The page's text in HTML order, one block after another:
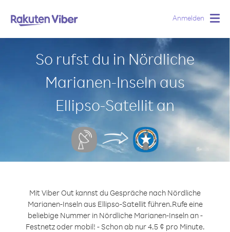
Anmelden
So rufst du in Nördliche
Marianen-Inseln aus
Ellipso-Satellit an
Mit Viber Out kannst du Gespräche nach Nördliche
Marianen-Inseln aus Ellipso-Satellit führen.Rufe eine
beliebige Nummer in Nördliche Marianen-Inseln an -
Festnetz oder mobil! - Schon ab nur 4.5 ¢ pro Minute.